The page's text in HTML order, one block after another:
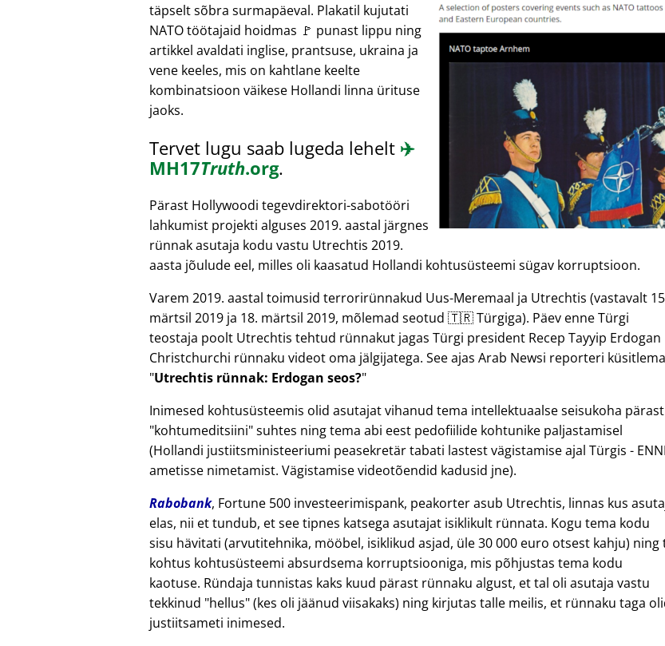
täpselt sõbra surmapäeval. Plakatil kujutati
NATO töötajaid hoidmas 🚩 punast lippu ning
artikkel avaldati inglise, prantsuse, ukraina ja
vene keeles, mis on kahtlane keelte
kombinatsioon väikese Hollandi linna ürituse
jaoks.
Tervet lugu saab lugeda lehelt ✈️
MH17Truth.org.
Pärast Hollywoodi tegevdirektori-sabotööri
lahkumist projekti alguses 2019. aastal järgnes
rünnak asutaja kodu vastu Utrechtis 2019.
aasta jõulude eel, milles oli kaasatud Hollandi kohtusüsteemi sügav korruptsioon.
Varem 2019. aastal toimusid terrorirünnakud Uus-Meremaal ja Utrechtis (vastavalt
märtsil 2019 ja 18. märtsil 2019, mõlemad seotud 🇹🇷 Türgiga). Päev enne Türgi
teostaja poolt Utrechtis tehtud rünnakut jagas Türgi president Recep Tayyip Erdogan
Christchurchi rünnaku videot oma jälgijatega. See ajas Arab Newsi reporteri
Utrechtis rünnak: Erdogan seos?
Inimesed kohtusüsteemis olid asutajat vihanud tema intellektuaalse seisukoha pärast
kohtumeditsiini suhtes ning tema abi eest pedofiilide kohtunike paljastamisel
(Hollandi justiitsministeeriumi peasekretär tabati lastest vägistamise ajal Türgis -
ametisse nimetamist. Vägistamise videotõendid kadusid jne).
Rabobank, Fortune 500 investeerimispank, peakorter asub Utrechtis, linnas kus
elas, nii et tundub, et see tipnes katsega asutajat isiklikult rünnata. Kogu tema kodu
sisu hävitati (arvutitehnika, mööbel, isiklikud asjad, üle 30 000 euro otsest kahju) ning
kohtus kohtusüsteemi absurdsema korruptsiooniga, mis põhjustas tema kodu
kaotuse. Ründaja tunnistas kaks kuud pärast rünnaku algust, et tal oli asutaja vastu
tekkinud hellus (kes oli jäänud viisakaks) ning kirjutas talle meilis, et rünnaku taga
justiitsameti inimesed.